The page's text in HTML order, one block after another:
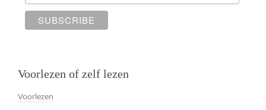
Voorlezen of zelf lezen
Voorlezen